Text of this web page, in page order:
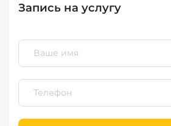
Запись на услугу